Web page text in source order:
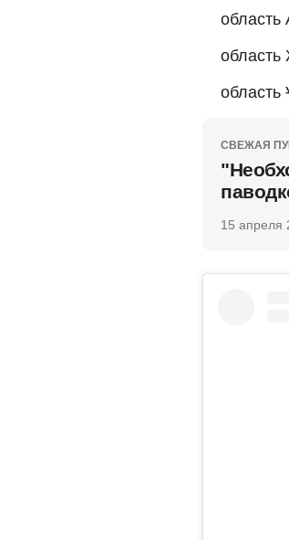
область
область
область
СВЕЖАЯ
15 апреля